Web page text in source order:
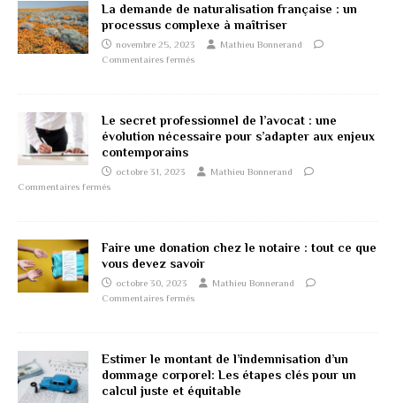
La demande de naturalisation française : un
processus complexe à maîtriser
novembre 25, 2023
Mathieu Bonnerand
Commentaires fermés
Le secret professionnel de l’avocat : une
évolution nécessaire pour s’adapter aux enjeux
contemporains
octobre 31, 2023
Mathieu Bonnerand
Commentaires fermés
Faire une donation chez le notaire : tout ce que
vous devez savoir
octobre 30, 2023
Mathieu Bonnerand
Commentaires fermés
Estimer le montant de l’indemnisation d’un
dommage corporel: Les étapes clés pour un
calcul juste et équitable